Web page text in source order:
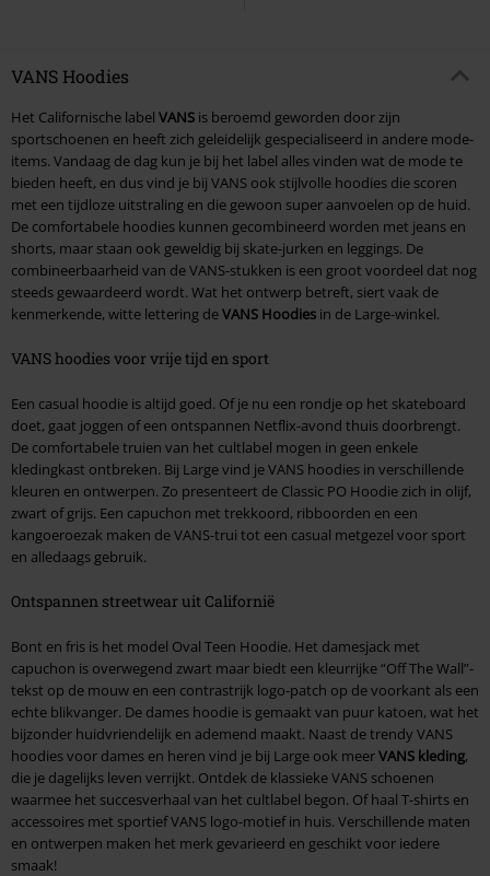
VANS Hoodies
Het Californische label VANS is beroemd geworden door zijn
sportschoenen en heeft zich geleidelijk gespecialiseerd in andere mode-
items. Vandaag de dag kun je bij het label alles vinden wat de mode te
bieden heeft, en dus vind je bij VANS ook stijlvolle hoodies die scoren
met een tijdloze uitstraling en die gewoon super aanvoelen op de huid.
De comfortabele hoodies kunnen gecombineerd worden met jeans en
shorts, maar staan ook geweldig bij skate-jurken en leggings. De
combineerbaarheid van de VANS-stukken is een groot voordeel dat nog
steeds gewaardeerd wordt. Wat het ontwerp betreft, siert vaak de
kenmerkende, witte lettering deVANS Hoodies in de Large-winkel.
VANS hoodies voor vrije tijd en sport
Een casual hoodie is altijd goed. Of je nu een rondje op het skateboard
doet, gaat joggen of een ontspannen Netflix-avond thuis doorbrengt.
De comfortabele truien van het cultlabel mogen in geen enkele
kledingkast ontbreken. Bij Large vind je VANS hoodies in verschillende
kleuren en ontwerpen. Zo presenteert de Classic PO Hoodie zich in olijf,
zwart of grijs. Een capuchon met trekkoord, ribboorden en een
kangoeroezak maken de VANS-trui tot een casual metgezel voor sport
en alledaags gebruik.
Ontspannen streetwear uit Californië
Bont en fris is het model Oval Teen Hoodie. Het damesjack met
capuchon is overwegend zwart maar biedt een kleurrijke “Off The Wall”-
tekst op de mouw en een contrastrijk logo-patch op de voorkant als een
echte blikvanger. De dames hoodie is gemaakt van puur katoen, wat het
bijzonder huidvriendelijk en ademend maakt. Naast de trendy VANS
hoodies voor dames en heren vind je bij Large ook meerVANS kleding,
die je dagelijks leven verrijkt. Ontdek de klassieke VANS schoenen
waarmee het succesverhaal van het cultlabel begon. Of haal T-shirts en
accessoires met sportief VANS logo-motief in huis. Verschillende maten
en ontwerpen maken het merk gevarieerd en geschikt voor iedere
smaak!